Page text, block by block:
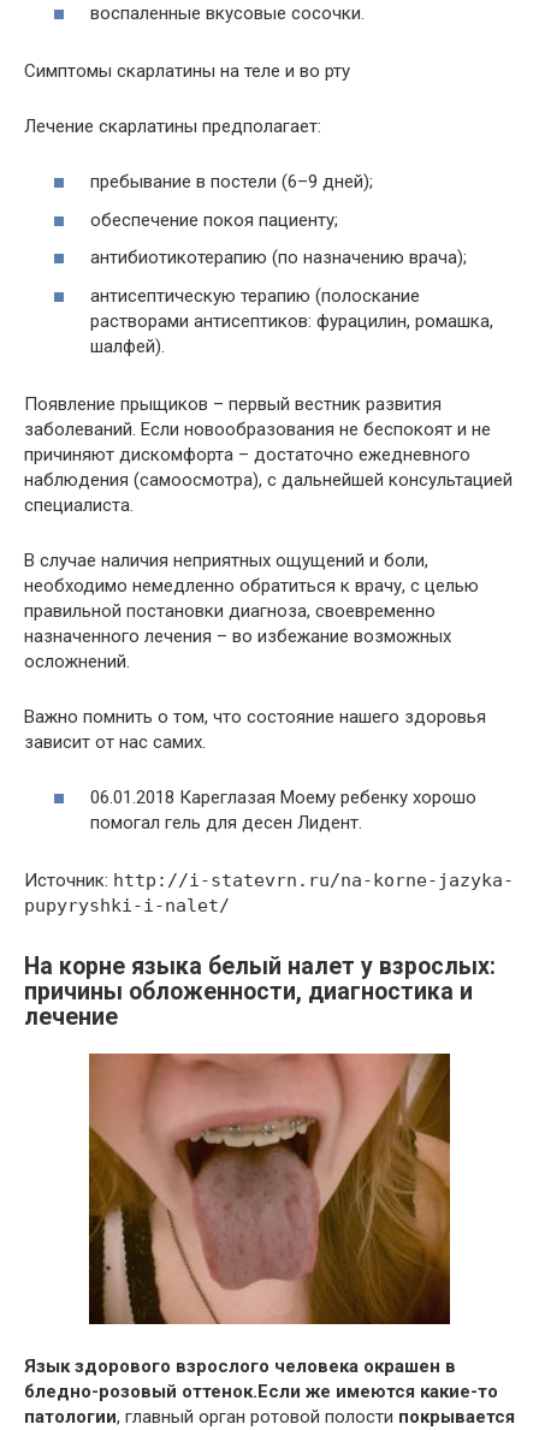
воспаленные вкусовые сосочки.
Симптомы скарлатины на теле и во рту
Лечение скарлатины предполагает:
пребывание в постели (6–9 дней);
обеспечение покоя пациенту;
антибиотикотерапию (по назначению врача);
антисептическую терапию (полоскание
растворами антисептиков: фурацилин, ромашка,
шалфей).
Появление прыщиков – первый вестник развития
заболеваний. Если новообразования не беспокоят и не
причиняют дискомфорта – достаточно ежедневного
наблюдения (самоосмотра), с дальнейшей консультацией
специалиста.
В случае наличия неприятных ощущений и боли,
необходимо немедленно обратиться к врачу, с целью
правильной постановки диагноза, своевременно
назначенного лечения – во избежание возможных
осложнений.
Важно помнить о том, что состояние нашего здоровья
зависит от нас самих.
06.01.2018 Кареглазая Моему ребенку хорошо
помогал гель для десен Лидент.
Источник: http://i-statevrn.ru/na-korne-jazyka-
pupyryshki-i-nalet/
На корне языка белый налет у взрослых:
причины обложенности, диагностика и
лечение
Язык здорового взрослого человека окрашен в
бледно-розовый оттенок.Если же имеются какие-то
патологии, главный орган ротовой полости покрывается